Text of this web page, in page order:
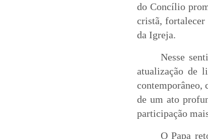
do Concílio
cristã, fortalecer
da Igreja.
Nesse
atualização de
contemporâneo,
de um ato
participação
O Papa